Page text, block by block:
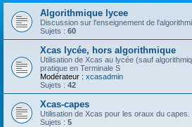
Algorithmique lycee
Discussion sur l'enseignement de
Sujets : 60
Xcas lycée, hors algorithmique
Utilisation de Xcas au lycée (sauf
pratique en Terminale S
Modérateur : xcasadmin
Sujets : 42
Xcas-capes
Utilisation de Xcas pour les oraux du capes.
Sujets : 5